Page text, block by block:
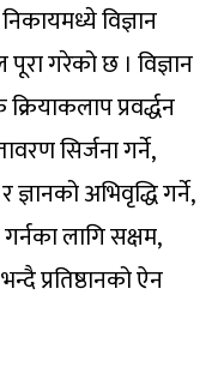
विज्ञान
पूरा गरेको छ । विज्ञान
प्रवर्द्धन
सिर्जना गर्ने,
अभिवृद्धि गर्ने,
लागि सक्षम,
प्रतिष्ठानको ऐन